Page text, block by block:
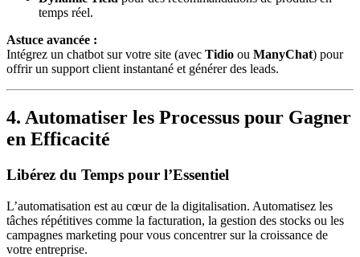
temps réel.
Astuce avancée :
Intégrez un chatbot sur votre site (avec Tidio ou ManyChat) pour
offrir un support client instantané et générer des leads.
4. Automatiser les Processus pour Gagner
en Efficacité
Libérez du Temps pour l’Essentiel
L’automatisation est au cœur de la digitalisation. Automatisez les
tâches répétitives comme la facturation, la gestion des stocks ou les
campagnes marketing pour vous concentrer sur la croissance de
votre entreprise.